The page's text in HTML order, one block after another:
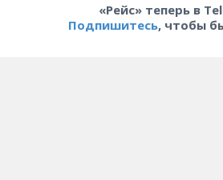
«Рейс» теперь в
Подпишитесь, чтобы